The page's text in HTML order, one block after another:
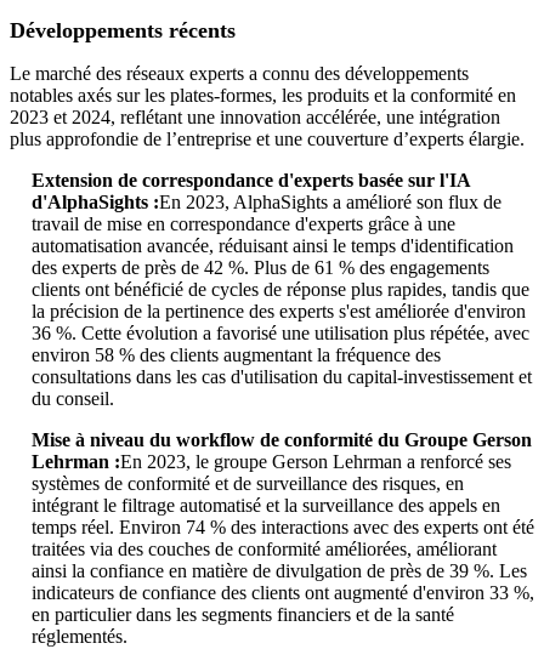
Développements récents
Le marché des réseaux experts a connu des développements
notables axés sur les plates-formes, les produits et la conformité en
2023 et 2024, reflétant une innovation accélérée, une intégration
plus approfondie de l’entreprise et une couverture d’experts élargie.
Extension de correspondance d'experts basée sur l'IA
d'AlphaSights :En 2023, AlphaSights a amélioré son flux de
travail de mise en correspondance d'experts grâce à une
automatisation avancée, réduisant ainsi le temps d'identification
des experts de près de 42 %. Plus de 61 % des engagements
clients ont bénéficié de cycles de réponse plus rapides, tandis que
la précision de la pertinence des experts s'est améliorée d'environ
36 %. Cette évolution a favorisé une utilisation plus répétée, avec
environ 58 % des clients augmentant la fréquence des
consultations dans les cas d'utilisation du capital-investissement et
du conseil.
Mise à niveau du workflow de conformité du Groupe Gerson
Lehrman :En 2023, le groupe Gerson Lehrman a renforcé ses
systèmes de conformité et de surveillance des risques, en
intégrant le filtrage automatisé et la surveillance des appels en
temps réel. Environ 74 % des interactions avec des experts ont été
traitées via des couches de conformité améliorées, améliorant
ainsi la confiance en matière de divulgation de près de 39 %. Les
indicateurs de confiance des clients ont augmenté d'environ 33 %,
en particulier dans les segments financiers et de la santé
réglementés.